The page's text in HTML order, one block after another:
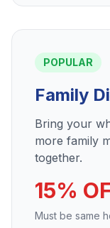
POPULAR
Family
Bring your
more family
together.
15%
Must be same